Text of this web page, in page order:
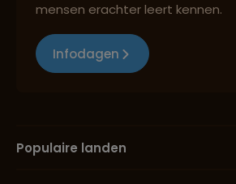
mensen erachter leert kennen.
Infodagen
Populaire landen